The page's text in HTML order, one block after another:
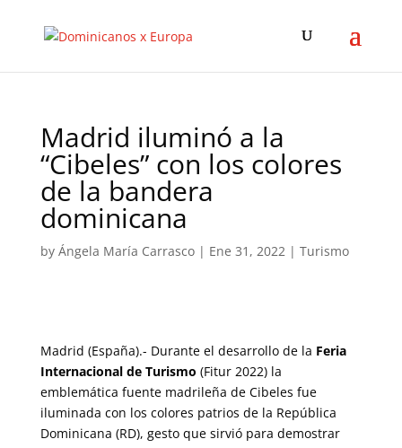
Madrid iluminó a la
“Cibeles” con los colores
de la bandera
dominicana
by Ángela María Carrasco| Ene 31, 2022| Turismo
Madrid (España).- Durante el desarrollo de la Feria
Internacional de Turismo (Fitur 2022) la
emblemática fuente madrileña de Cibeles fue
iluminada con los colores patrios de la República
Dominicana (RD), gesto que sirvió para demostrar